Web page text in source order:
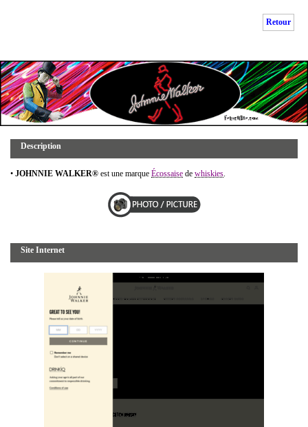
Retour
Description
• JOHNNIE WALKER® est une marque Écossaise de whiskies.
Site Internet